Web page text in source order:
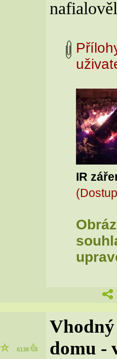
IR
6138
Vhodný
domu -